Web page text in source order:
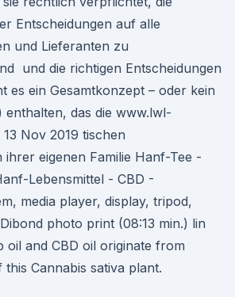
Entscheidungen auf alle
und Lieferanten zu
und die richtigen Entscheidungen
es ein Gesamtkonzept – oder kein
enthalten, das die www.lwl-
Nov 2019 tischen
ihrer eigenen Familie Hanf-Tee -
Lebensmittel - CBD -
media player, display, tripod,
photo print (08:13 min.) lin
oil and CBD oil originate from
Cannabis sativa plant.